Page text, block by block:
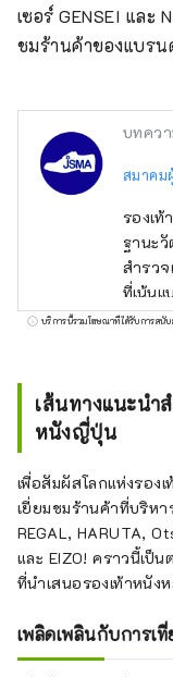
เซอร์ GENSEI และ
ชมร้านค้าของแบรน
บทคว
สมาคม
รองเ
ฐานะ
สำรวจ
ที่เน้น
ผู้ผลิต
โดดเ
บริการนี้รวมโฆษณาที่ได้รับการสนั
เส้นทางแนะนำ
หนังญี่ปุ่น
เพื่อสัมผัสโลกแห่งรอ
เยี่ยมชมร้านค้าที่บริห
REGAL, HARUTA,
และ EIZO! คราวนี้เป็
ที่นำเสนอรองเท้าหนัง
เพลิดเพลินกับการเ